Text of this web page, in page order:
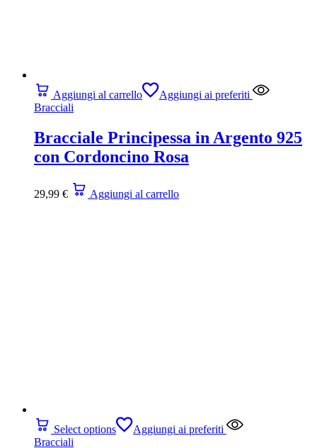
Aggiungi al carrello
Aggiungi ai preferiti
Bracciali
Bracciale Principessa in Argento 925
con Cordoncino Rosa
29,99 € Aggiungi al carrello
Select options
Aggiungi ai preferiti
Bracciali